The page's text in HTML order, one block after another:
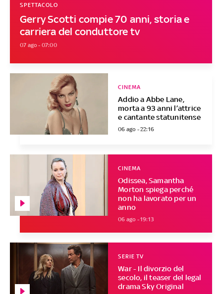
Gerry Scotti compie 70 anni, storia e
carriera del conduttore tv
SPETTACOLO
07 ago - 07:00
Addio a Abbe Lane,
morta a 93 anni l’attrice
e cantante statunitense
CINEMA
06 ago - 22:16
Odissea, Samantha
Morton spiega perché
non ha lavorato per un
anno
CINEMA
06 ago - 19:13
War - Il divorzio del
secolo, il teaser del legal
drama Sky Original
SERIE TV